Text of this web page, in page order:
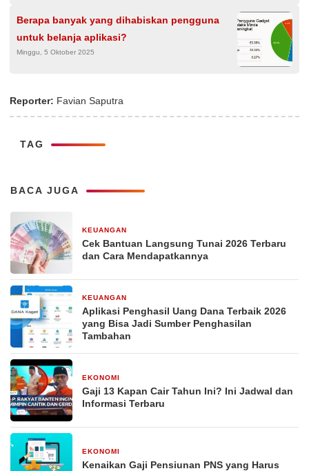
Berapa banyak yang dihabiskan pengguna
untuk belanja aplikasi?
Minggu, 5 Oktober 2025
Reporter: Favian Saputra
TAG
BACA JUGA
KEUANGAN
Cek Bantuan Langsung Tunai 2026 Terbaru
dan Cara Mendapatkannya
KEUANGAN
Aplikasi Penghasil Uang Dana Terbaik 2026
yang Bisa Jadi Sumber Penghasilan
Tambahan
EKONOMI
Gaji 13 Kapan Cair Tahun Ini? Ini Jadwal dan
Informasi Terbaru
EKONOMI
Kenaikan Gaji Pensiunan PNS yang Harus